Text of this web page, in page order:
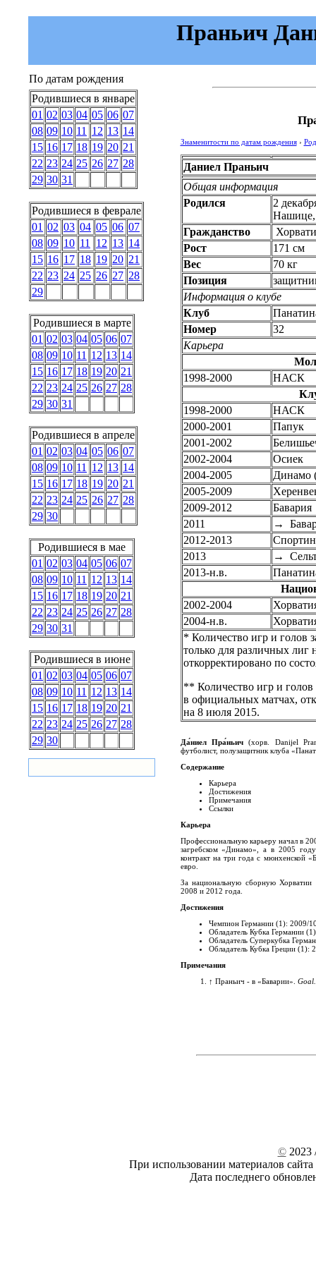
Праньич
По датам рождения
Родившиеся в январе
01 02 03 04 05 06 07
08 09 10 11 12 13 14
15 16 17 18 19 20 21
22 23 24 25 26 27 28
29 30 31
Родившиеся в феврале
01 02 03 04 05 06 07
08 09 10 11 12 13 14
15 16 17 18 19 20 21
22 23 24 25 26 27 28
29
Родившиеся в марте
01 02 03 04 05 06 07
08 09 10 11 12 13 14
15 16 17 18 19 20 21
22 23 24 25 26 27 28
29 30 31
Родившиеся в апреле
01 02 03 04 05 06 07
08 09 10 11 12 13 14
15 16 17 18 19 20 21
22 23 24 25 26 27 28
29 30
Родившиеся в мае
01 02 03 04 05 06 07
08 09 10 11 12 13 14
15 16 17 18 19 20 21
22 23 24 25 26 27 28
29 30 31
Родившиеся в июне
01 02 03 04 05 06 07
08 09 10 11 12 13 14
15 16 17 18 19 20 21
22 23 24 25 26 27 28
29 30
Знаменитости по датам рождения›
Даниел Праньич
Общая информация
Родился
2
Гражданство
Рост
171 см
Вес
70 кг
Позиция
Информация о клубе
Клуб
Номер
32
Карьера
1998-2000
НАСК
1998-2000
НАСК
2000-2001
Папук
2001-2002
2002-2004
Осиек
2004-2005
Динамо
2005-2009
2009-2012
Бавария
2011
→
2012-2013
2013
→
2013-н.в.
2002-2004
2004-н.в.
* Количество игр и голов
только для различных
откорректировано по
** Количество игр и
в официальных матчах,
на 8 июля 2015.
Да́ниел Пра́ньич(хорв. Danijel
футболист, полузащитник клуба
Содержание
Карьера
Достижения
Примечания
Ссылки
Карьера
Профессиональную карьеру начал в
загребском «Динамо», а в 2005
контракт на три года с мюнхенской
евро.
За национальную сборную
2008 и 2012 года.
Достижения
Чемпион Германии (1): 2009/
Обладатель Кубка Германии
Обладатель Суперкубка
Обладатель Кубка Греции (1):
Примечания
↑ Праньич - в «Баварии».
©2023
При использовании материалов
Дата последнего